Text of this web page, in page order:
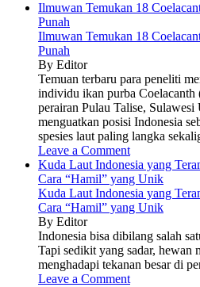
Ilmuwan Temukan 18
Punah
Ilmuwan Temukan 18
Punah
By Editor
Temuan terbaru para peneliti
individu ikan purba Coelacanth
perairan Pulau Talise,
menguatkan posisi Indonesia
spesies laut paling langka
Leave a Comment
Kuda Laut Indonesia yang
Cara “Hamil” yang Unik
Kuda Laut Indonesia yang
Cara “Hamil” yang Unik
By Editor
Indonesia bisa dibilang salah
Tapi sedikit yang sadar, hewan
menghadapi tekanan besar di
Leave a Comment